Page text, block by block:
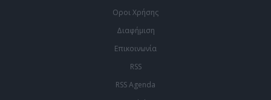
Οροι Χρήσης
Διαφήμιση
Επικοινωνία
RSS
RSS Agenda